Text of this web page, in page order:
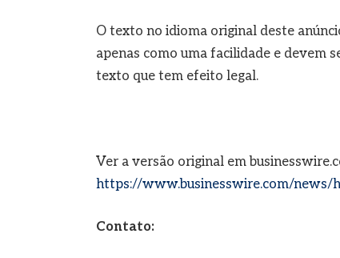
O texto no idioma original deste
apenas como uma facilidade e devem
texto que tem efeito legal.
Ver a versão original em
https://www.businesswire.com/
Contato: